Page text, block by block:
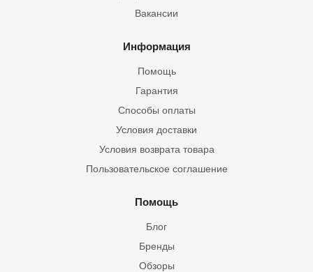
Вакансии
Информация
Помощь
Гарантия
Способы оплаты
Условия доставки
Условия возврата товара
Пользовательское соглашение
Помощь
Блог
Бренды
Обзоры